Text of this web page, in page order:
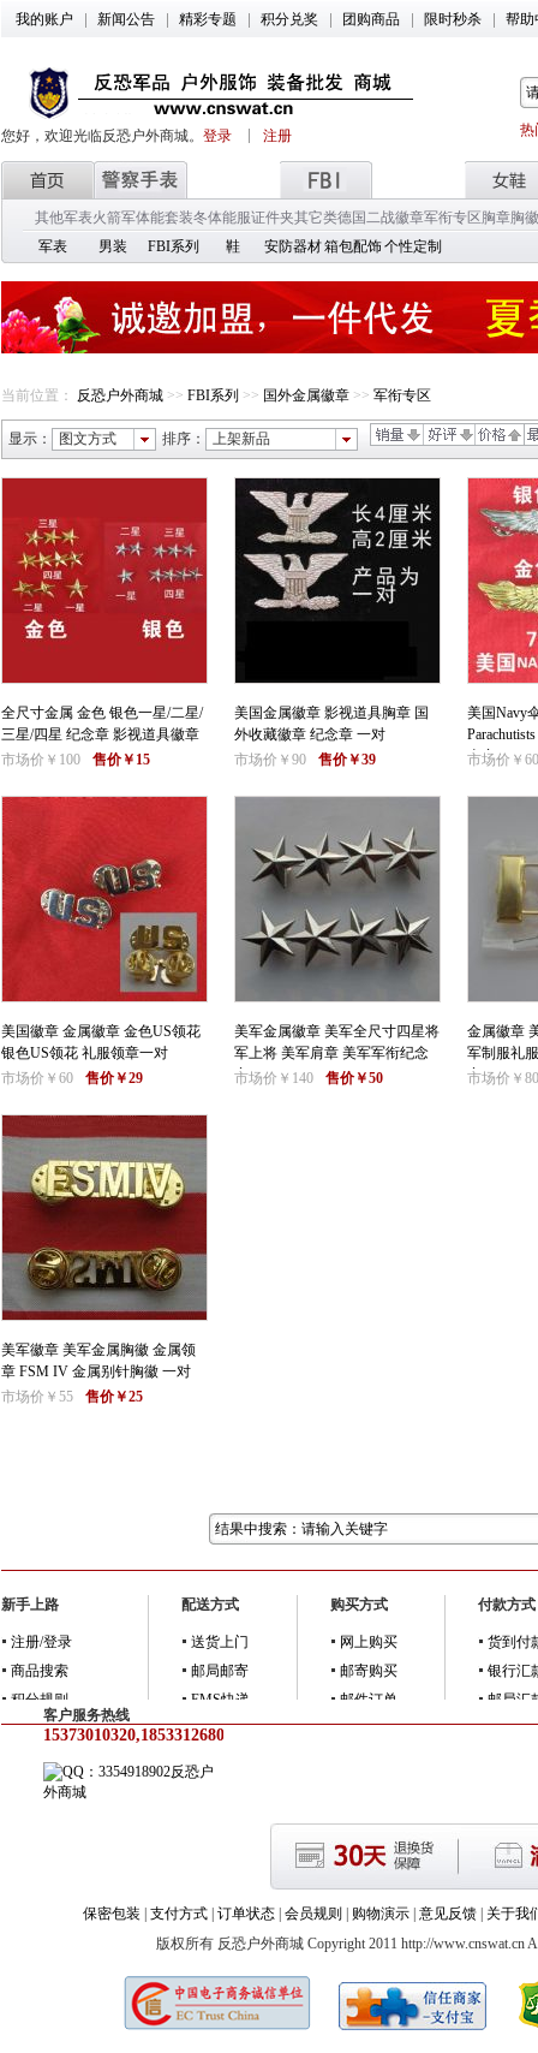
我的账户 新闻公告 精彩专题 积分兑奖 团购商品 限时秒杀 帮助
您好，欢迎光临反恐户外商城。 登录 注册 热
其他军表火箭军体能套装冬体能服证件夹其它类德国二战徽章军衔专区 胸章胸
军表
男装 FBI系列 鞋 安防器材箱包配饰个性定制
当前位置： 反恐户外商城 >> FBI系列 >> 国外金属徽章 >> 军衔专区
显示： 图文方式 排序： 上架新品
全尺寸金属 金色 银色一星/二星/
三星/四星 纪念章 影视道具徽章
市场价￥100
售价￥15
美国金属徽章 影视道具胸章 国
外收藏徽章 纪念章 一对
市场价￥90
售价￥39
美国Navy
念章
市场价￥60
美国徽章 金属徽章 金色US领花
银色US领花 礼服领章一对
市场价￥60
售价￥29
美军金属徽章 美军全尺寸四星将
军上将 美军肩章 美军军衔纪念
章
市场价￥140 售价￥50
金属徽章
军制服礼
章
市场价￥80
美军徽章 美军金属胸徽 金属领
章 FSM IV 金属别针胸徽 一对
市场价￥55
售价￥25
新手上路
注册/登录
商品搜索
积分规则
配送方式
送货上门
邮局邮寄
EMS快递
购买方式
网上购买
邮寄购买
邮件订单
付款方式
货到付
银行汇
邮局汇
客户服务热线
15373010320,18533126805
反恐户
外商城
保密包装 支付方式 订单状态 会员规则 购物演示 意见反馈
关于我
版权所有 反恐户外商城 Copyright 2011 http://www.cnswat.cn